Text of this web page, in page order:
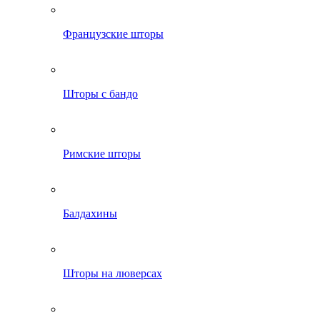
Французские шторы
Шторы с бандо
Римские шторы
Балдахины
Шторы на люверсах